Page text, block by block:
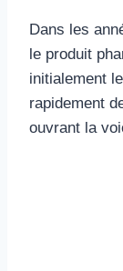
Dans les
le produit
initialement
rapidement
ouvrant la